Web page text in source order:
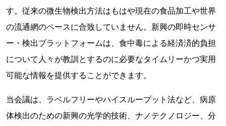
す。従来の微生物検出方法はもはや現在の食品加工や世界
の流通網のペースに合致していません。新興の即時センサ
ー・検出プラットフォームは、食中毒による経済済的負担
について人々が教訓とするのに必要なタイムリーかつ実用
可能な情報を提供することができます。
当会議は、ラベルフリーやハイスループット法など、病原
体検出のための新興の光学的技術、ナノテクノロジー、分